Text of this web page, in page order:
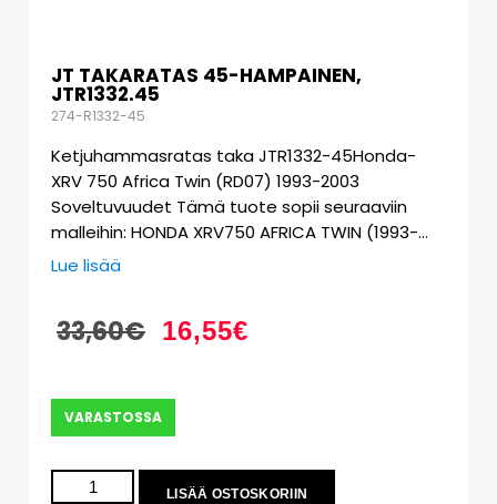
JT TAKARATAS 45-HAMPAINEN,
JTR1332.45
274-R1332-45
Ketjuhammasratas taka JTR1332-45Honda-
XRV 750 Africa Twin (RD07) 1993-2003
Soveltuvuudet Tämä tuote sopii seuraaviin
malleihin: HONDA XRV750 AFRICA TWIN (1993-…
Lue lisää
33,60€ 16,55€
VARASTOSSA
LISÄÄ OSTOSKORIIN